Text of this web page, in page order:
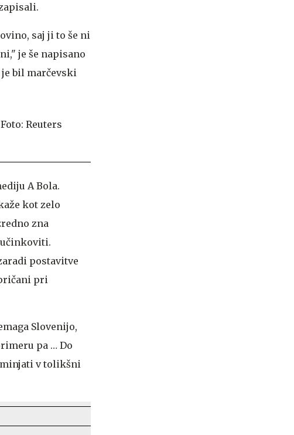
saj ji to še ni
je še napisano
bil marčevski
A Bola.
kot zelo
zna
postavitve
pri
Slovenijo,
pa … Do
v tolikšni